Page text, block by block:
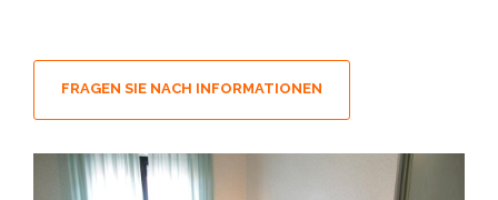
FRAGEN SIE NACH INFORMATIONEN